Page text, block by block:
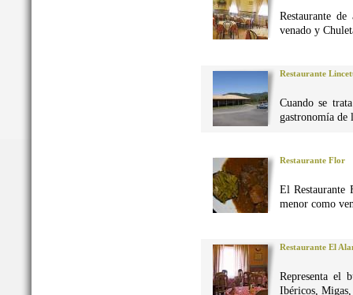
Restaurante
venado y
Restaurante
Cuando se
gastronomía de
Restaurante Flor
El Restaurante
menor como
Restaurante El
Representa el
Ibéricos, Migas,